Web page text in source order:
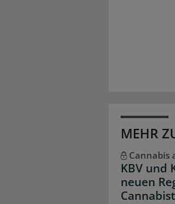
MEHR
Cannabis
KBV und
neuen